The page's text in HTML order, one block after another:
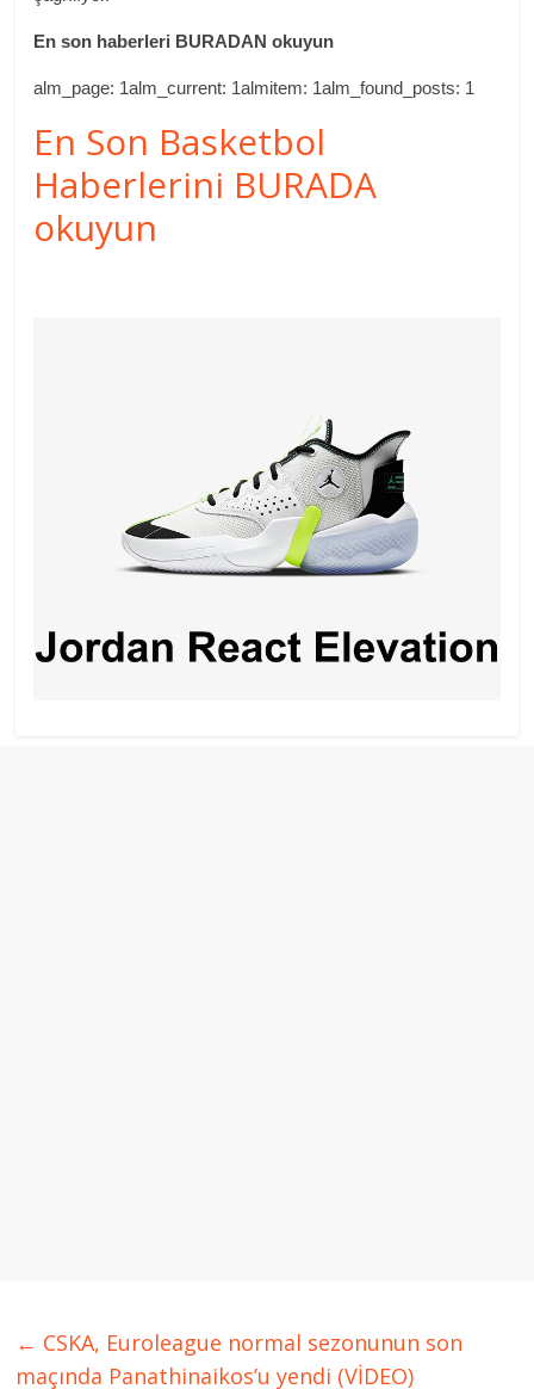
En son haberleri BURADAN okuyun
alm_page: 1alm_current: 1almitem: 1alm_found_posts: 1
En Son Basketbol
Haberlerini BURADA
okuyun
← CSKA, Euroleague normal sezonunun son
maçında Panathinaikos’u yendi (VİDEO)